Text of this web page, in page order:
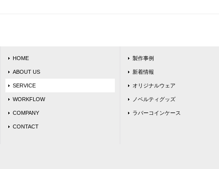
HOME
ABOUT US
SERVICE
WORKFLOW
COMPANY
CONTACT
製作事例
新着情報
オリジナルウェア
ノベルティグッズ
ラバーコインケース